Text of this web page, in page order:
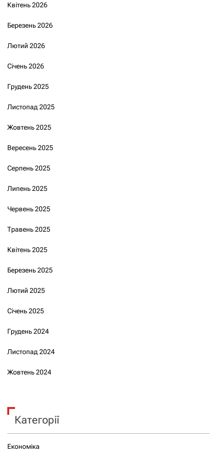
Квітень 2026
Березень 2026
Лютий 2026
Січень 2026
Грудень 2025
Листопад 2025
Жовтень 2025
Вересень 2025
Серпень 2025
Липень 2025
Червень 2025
Травень 2025
Квітень 2025
Березень 2025
Лютий 2025
Січень 2025
Грудень 2024
Листопад 2024
Жовтень 2024
Категорії
Економіка